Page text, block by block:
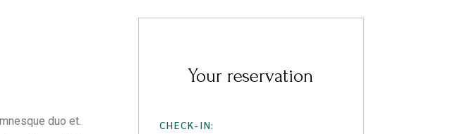
duo et.
Your reservation
CHECK-IN: